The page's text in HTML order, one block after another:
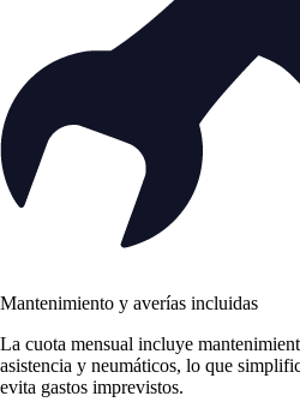
Mantenimiento y averías incluidas
La cuota mensual incluye
asistencia y neumáticos, lo que
evita gastos imprevistos.